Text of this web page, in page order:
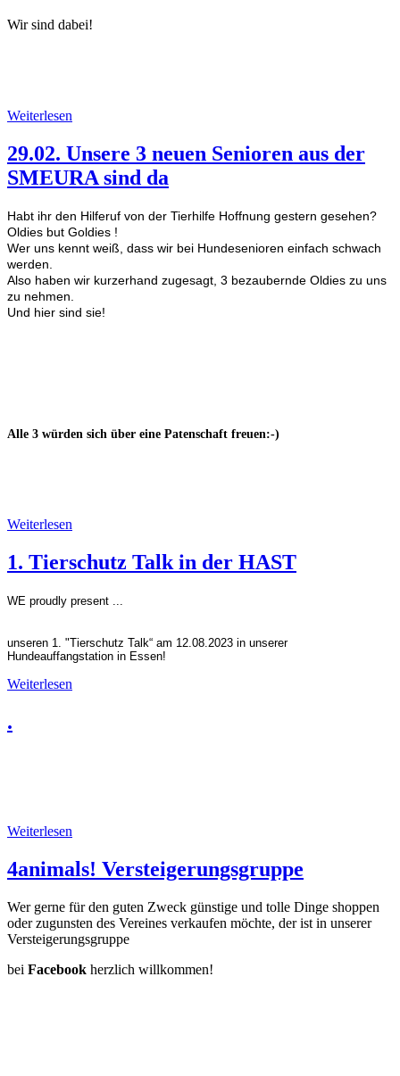
Wir sind dabei!
Weiterlesen
29.02. Unsere 3 neuen Senioren aus der
SMEURA sind da
Habt ihr den Hilferuf von der Tierhilfe Hoffnung gestern gesehen?
Oldies but Goldies !
Wer uns kennt weiß, dass wir bei Hundesenioren einfach schwach
werden.
Also haben wir kurzerhand zugesagt, 3 bezaubernde Oldies zu uns
zu nehmen.
Und hier sind sie!
Alle 3 würden sich über eine Patenschaft freuen:-)
Weiterlesen
1. Tierschutz Talk in der HAST
WE proudly present ...
unseren 1. "Tierschutz Talk“ am 12.08.2023 in unserer
Hundeauffangstation in Essen!
Weiterlesen
.
Weiterlesen
4animals! Versteigerungsgruppe
Wer gerne für den guten Zweck günstige und tolle Dinge shoppen
oder zugunsten des Vereines verkaufen möchte, der ist in unserer
Versteigerungsgruppe
bei Facebook herzlich willkommen!